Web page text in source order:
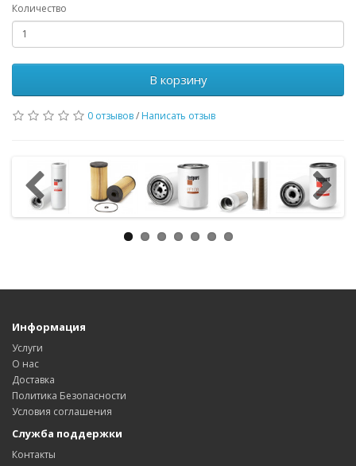
Количество
В корзину
0 отзывов/ Написать отзыв
Информация
Услуги
О нас
Доставка
Политика Безопасности
Условия соглашения
Служба поддержки
Контакты